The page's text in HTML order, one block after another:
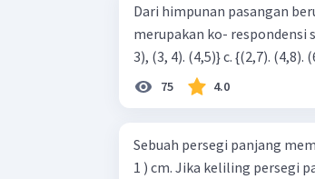
Dari himpunan pasangan
merupakan ko- respondensi satu-satu? a. {(1, 1), (2, 2), (3, 3), (4,4)} b. {(1, 2), (2,
75 4.0
Sebuah persegi panjang
1 ) cm. Jika keliling persegi